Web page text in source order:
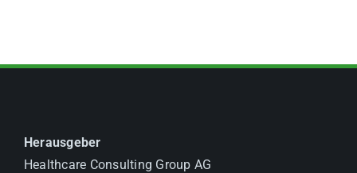
Herausgeber
Healthcare Consulting Group AG